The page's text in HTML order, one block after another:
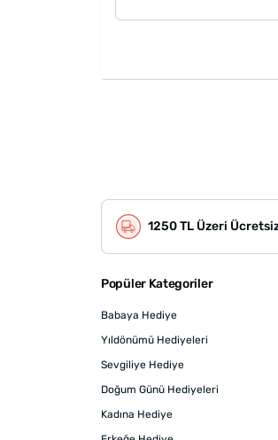
Popüler Kategoriler
Babaya Hediye
Yıldönümü Hediyeleri
Sevgiliye Hediye
Doğum Günü Hediyeleri
Kadına Hediye